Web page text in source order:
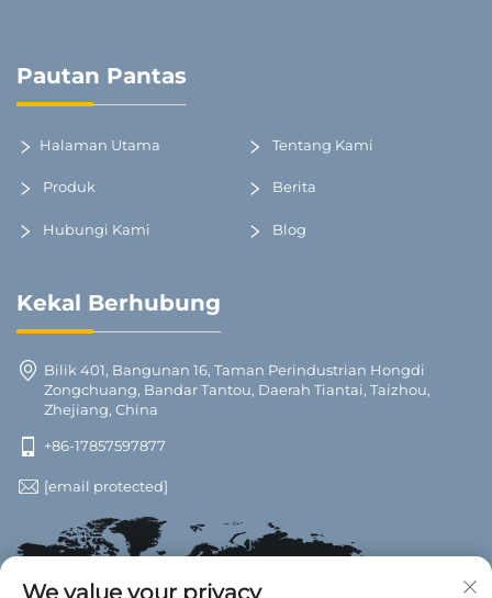
Pautan Pantas
Halaman Utama Tentang Kami
Produk Berita
Hubungi Kami Blog
Kekal Berhubung
Bilik 401, Bangunan 16, Taman Perindustrian Hongdi
Zongchuang, Bandar Tantou, Daerah Tiantai, Taizhou,
Zhejiang, China
+86-17857597877
[email protected]
We value your privacy